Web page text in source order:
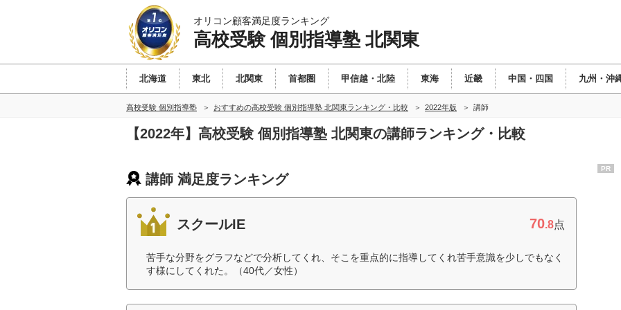
オリコン顧客満足度ランキング
高校受験 個別指導塾 北関東
北海道 東北 北関東 首都圏 甲信越・北陸 東海 近畿 中国・四国 九州・沖
高校受験 個別指導塾 おすすめの高校受験 個別指導塾 北関東ランキング・比較 2022年版 講師
【2022年】高校受験 個別指導塾 北関東の講師ランキング・比較
講師 満足度ランキング
スクールIE 70.8点
苦手な分野をグラフなどで分析してくれ、そこを重点的に指導してくれ苦手意識を少しでもなく
す様にしてくれた。（40代／女性）
PR